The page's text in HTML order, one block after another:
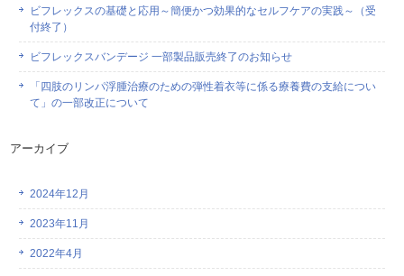
ビフレックスの基礎と応用～簡便かつ効果的なセルフケアの実践～（受
付終了）
ビフレックスバンデージ 一部製品販売終了のお知らせ
「四肢のリンパ浮腫治療のための弾性着衣等に係る療養費の支給につい
て」の一部改正について
アーカイブ
2024年12月
2023年11月
2022年4月